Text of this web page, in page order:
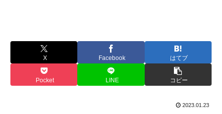
X Facebook はてブ
Pocket LINE コピー
2023.01.23